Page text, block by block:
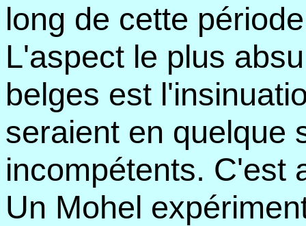
long de cette
L'aspect le plus
belges est
seraient en quelque
incompétents. C'est
Un Mohel